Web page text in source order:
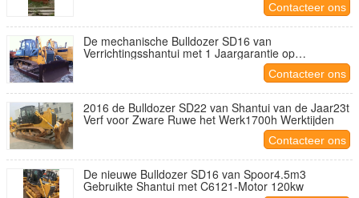
Contacteer ons
De mechanische Bulldozer SD16 van
Verrichtingsshantui met 1 Jaargarantie op
Contacteer ons
2016 de Bulldozer SD22 van Shantui van de Jaar23t
Verf voor Zware Ruwe het Werk1700h Werktijden
Contacteer ons
De nieuwe Bulldozer SD16 van Spoor4.5m3
Gebruikte Shantui met C6121-Motor 120kw